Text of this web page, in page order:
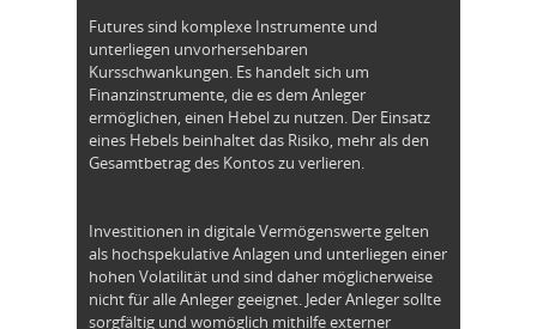
Futures sind komplexe Instrumente und
unterliegen unvorhersehbaren
Kursschwankungen. Es handelt sich um
Finanzinstrumente, die es dem Anleger
ermöglichen, einen Hebel zu nutzen. Der Einsatz
eines Hebels beinhaltet das Risiko, mehr als den
Gesamtbetrag des Kontos zu verlieren.
Investitionen in digitale Vermögenswerte gelten
als hochspekulative Anlagen und unterliegen einer
hohen Volatilität und sind daher möglicherweise
nicht für alle Anleger geeignet. Jeder Anleger sollte
sorgfältig und womöglich mithilfe externer